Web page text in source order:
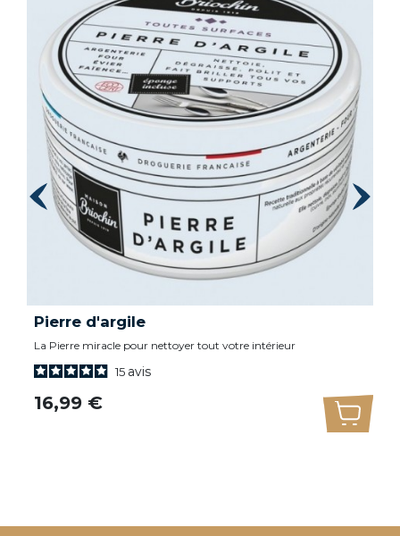
Pierre d'argile
La Pierre miracle pour nettoyer tout votre intérieur
15 avis
Prix
16,99 €